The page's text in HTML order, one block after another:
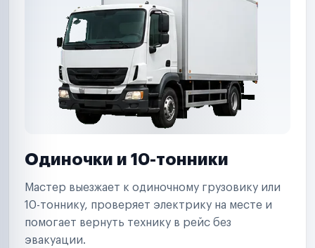
Одиночки и 10-тонники
Мастер выезжает к одиночному грузовику или
10-тоннику, проверяет электрику на месте и
помогает вернуть технику в рейс без
эвакуации.